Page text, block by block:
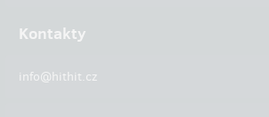
Kontakty
info@hithit.cz